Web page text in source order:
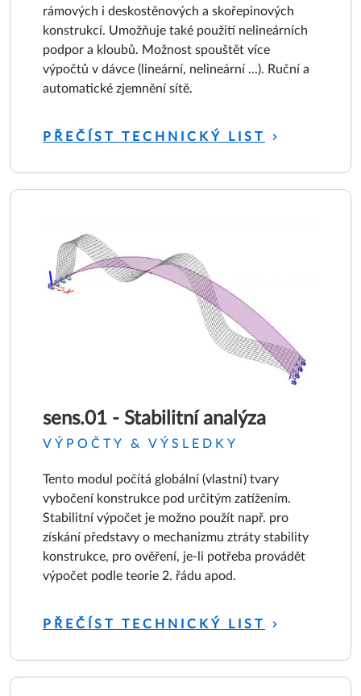
rámových i deskostěnových a skořepinových
konstrukcí. Umožňuje také použití nelineárních
podpor a kloubů. Možnost spouštět více
výpočtů v dávce (lineární, nelineární ...). Ruční a
automatické zjemnění sítě.
PŘEČÍST TECHNICKÝ LIST
sens.01 - Stabilitní analýza
VÝPOČTY & VÝSLEDKY
Tento modul počítá globální (vlastní) tvary
vybočení konstrukce pod určitým zatížením.
Stabilitní výpočet je možno použít např. pro
získání představy o mechanizmu ztráty stability
konstrukce, pro ověření, je-li potřeba provádět
výpočet podle teorie 2. řádu apod.
PŘEČÍST TECHNICKÝ LIST